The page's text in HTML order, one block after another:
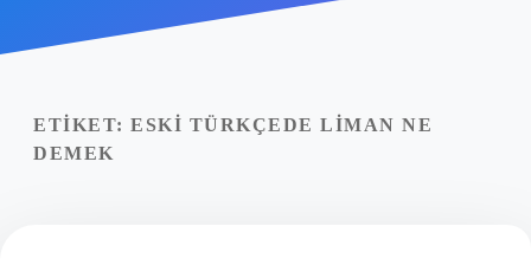
Yasal Uyarı
ETIKET: ESKI TÜRKÇEDE LIMAN NE
DEMEK